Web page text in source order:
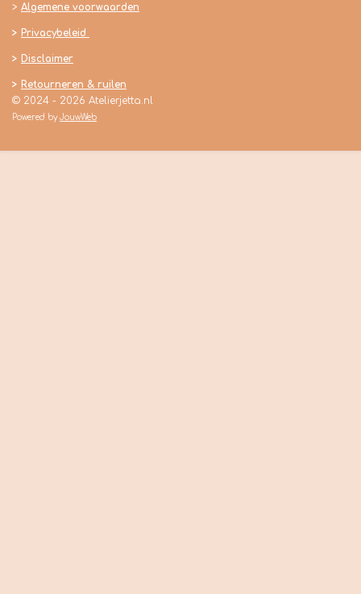
> Algemene voorwaarden
> Privacybeleid
> Disclaimer
> Retourneren & ruilen
© 2024 - 2026 Atelierjetta.nl
Powered byJouwWeb